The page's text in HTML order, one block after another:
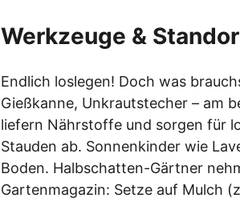
Werkzeuge &
Endlich loslegen! Doch was
Gießkanne, Unkrautstecher – am
liefern Nährstoffe und sorgen für
Stauden ab. Sonnenkinder wie
Boden. Halbschatten-Gärtner
Gartenmagazin: Setze auf Mulch